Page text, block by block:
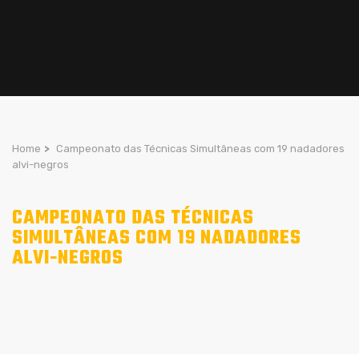
Home > Campeonato das Técnicas Simultâneas com 19 nadadores
alvi-negros
CAMPEONATO DAS TÉCNICAS
SIMULTÂNEAS COM 19 NADADORES
ALVI-NEGROS